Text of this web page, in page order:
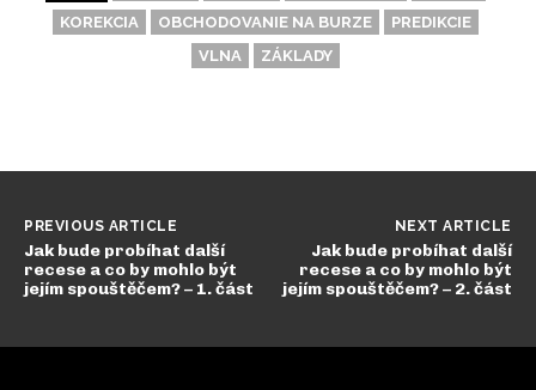
KOREKCIA
OBCHODOVANIE NA BURZE
PREDIKCIE
VLNA
ZÁKLADY
PREVIOUS ARTICLE
Jak bude probíhat další
recese a co by mohlo být
jejím spouštěčem? – 1. část
NEXT ARTICLE
Jak bude probíhat další
recese a co by mohlo být
jejím spouštěčem? – 2. část